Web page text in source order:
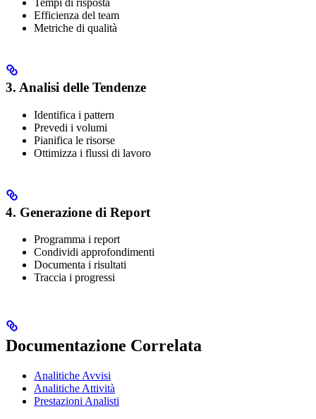
Tempi di risposta
Efficienza del team
Metriche di qualità
3. Analisi delle Tendenze
Identifica i pattern
Prevedi i volumi
Pianifica le risorse
Ottimizza i flussi di lavoro
4. Generazione di Report
Programma i report
Condividi approfondimenti
Documenta i risultati
Traccia i progressi
Documentazione Correlata
Analitiche Avvisi
Analitiche Attività
Prestazioni Analisti